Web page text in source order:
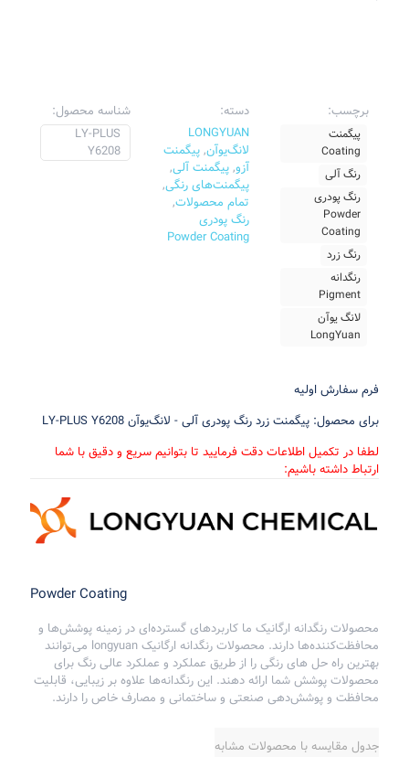
برچسب:
پیگمنت
Coating
رنگ آلی
رنگ پودری
Powder
Coating
رنگ زرد
رنگدانه
Pigment
لانگ یوآن
LongYuan
دسته:
LONGYUAN
لانگ‌یوآن,پیگمنت
آزو,پیگمنت آلی,
پیگمنت‌های رنگی,
تمام محصولات,
رنگ پودری
Powder Coating
شناسه محصول:
LY-PLUS
Y6208
فرم سفارش اولیه
برای محصول: پیگمنت زرد رنگ پودری آلی - لانگ‌یوآن LY-PLUS Y6208
لطفا در تکمیل اطلاعات دقت فرمایید تا بتوانیم سریع و دقیق با شما
ارتباط داشته باشیم:
Powder Coating
محصولات رنگدانه ارگانیک ما کاربردهای گسترده‌ای در زمینه پوشش‌ها و
محافظت‌کننده‌ها دارند.
محصولات رنگدانه ارگانیک longyuan می‌توانند
بهترین راه حل های رنگی را از طریق عملکرد و عملکرد عالی رنگ برای
محصولات پوشش شما ارائه دهند. این رنگدانه‌ها علاوه بر زیبایی، قابلیت
محافظت و پوشش‌دهی صنعتی و ساختمانی و مصارف خاص را دارند.
جدول مقایسه با محصولات مشابه